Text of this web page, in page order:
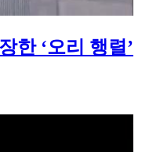
한 ‘오리 행렬’